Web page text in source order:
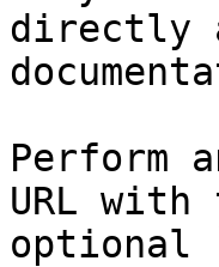
directly
Perform
URL
optional